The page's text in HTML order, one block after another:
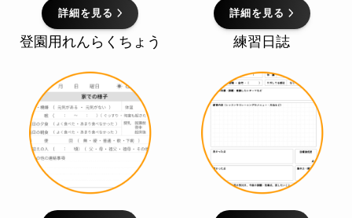
詳細を見る 詳細を見る
登園用れんらくちょう 練習日誌